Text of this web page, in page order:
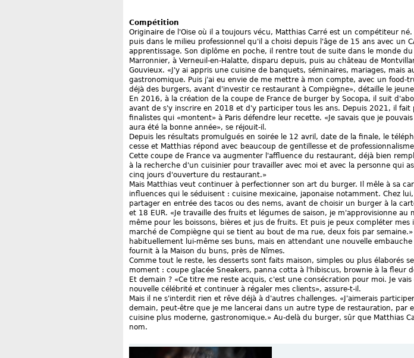
Compétition
Originaire de l'Oise où il a toujours vécu, Matthias Carré est un compétiteur
puis dans le milieu professionnel qu'il a choisi depuis l'âge de 15 ans avec un
apprentissage. Son diplôme en poche, il rentre tout de suite dans le monde
Marronnier, à Verneuil-en-Halatte, disparu depuis, puis au château de
Gouvieux. «J'y ai appris une cuisine de banquets, séminaires, mariages, mais
gastronomique. Puis j'ai eu envie de me mettre à mon compte, avec un food-
déjà des burgers, avant d'investir ce restaurant à Compiègne», détaille le
En 2016, à la création de la coupe de France de burger by Socopa, il suit
avant de s'y inscrire en 2018 et d'y participer tous les ans. Depuis 2021, il fait
finalistes qui «montent» à Paris défendre leur recette. «Je savais que je
aura été la bonne année», se réjouit-il.
Depuis les résultats promulgués en soirée le 12 avril, date de la finale, le
cesse et Matthias répond avec beaucoup de gentillesse et de
Cette coupe de France va augmenter l'affluence du restaurant, déjà bien
à la recherche d'un cuisinier pour travailler avec moi et avec la personne qui
cinq jours d'ouverture du restaurant.»
Mais Matthias veut continuer à perfectionner son art du burger. Il mêle à sa
influences qui le séduisent : cuisine mexicaine, japonaise notamment. Chez
partager en entrée des tacos ou des nems, avant de choisir un burger à la
et 18 EUR. «Je travaille des fruits et légumes de saison, je m'approvisionne au
même pour les boissons, bières et jus de fruits. Et puis je peux compléter mes
marché de Compiègne qui se tient au bout de ma rue, deux fois par
habituellement lui-même ses buns, mais en attendant une nouvelle embauche
fournit à la Maison du buns, près de Nîmes.
Comme tout le reste, les desserts sont faits maison, simples ou plus élaborés
moment : coupe glacée Sneakers, panna cotta à l'hibiscus, brownie à la fleur
Et demain ? «Ce titre me reste acquis, c'est une consécration pour moi. Je
nouvelle célébrité et continuer à régaler mes clients», assure-t-il.
Mais il ne s'interdit rien et rêve déjà à d'autres challenges. «J'aimerais
demain, peut-être que je me lancerai dans un autre type de restauration, par
cuisine plus moderne, gastronomique.» Au-delà du burger, sûr que Matthias
nom.